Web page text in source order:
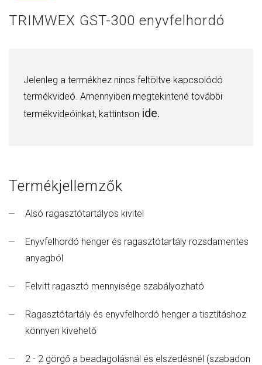
TRIMWEX GST-300 enyvfelhordó
Jelenleg a termékhez nincs feltöltve kapcsolódó
termékvideó. Amennyiben megtekintené további
termékvideóinkat, kattintson ide.
Termékjellemzők
Alsó ragasztótartályos kivitel
Enyvfelhordó henger és ragasztótartály rozsdamentes
anyagból
Felvitt ragasztó mennyisége szabályozható
Ragasztótartály és enyvfelhordó henger a tisztításhoz
könnyen kivehető
2 - 2 görgő a beadagolásnál és elszedésnél (szabadon